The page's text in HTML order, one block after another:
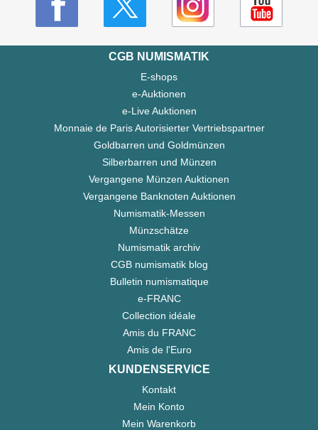
CGB NUMISMATIK
E-shops
e-Auktionen
e-Live Auktionen
Monnaie de Paris Autorisierter Vertriebspartner
Goldbarren und Goldmünzen
Silberbarren und Münzen
Vergangene Münzen Auktionen
Vergangene Banknoten Auktionen
Numismatik-Messen
Münzschätze
Numismatik archiv
CGB numismatik blog
Bulletin numismatique
e-FRANC
Collection idéale
Amis du FRANC
Amis de l'Euro
KUNDENSERVICE
Kontakt
Mein Konto
Mein Warenkorb